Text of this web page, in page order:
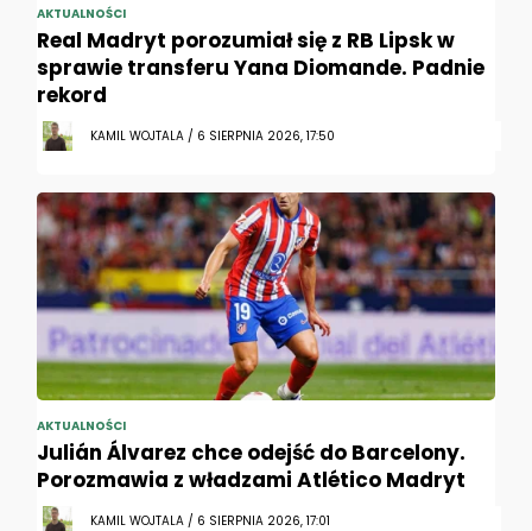
AKTUALNOŚCI
Real Madryt porozumiał się z RB Lipsk w
sprawie transferu Yana Diomande. Padnie
rekord
KAMIL WOJTALA / 6 SIERPNIA 2026, 17:50
AKTUALNOŚCI
Julián Álvarez chce odejść do Barcelony.
Porozmawia z władzami Atlético Madryt
KAMIL WOJTALA / 6 SIERPNIA 2026, 17:01